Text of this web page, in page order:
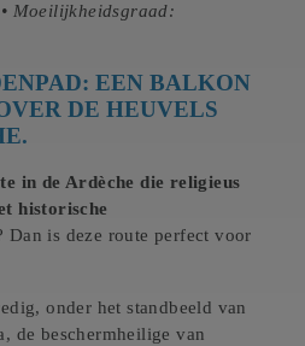
Moeilijkheidsgraad:
EEN BALKON
DE HEUVELS
in de Ardèche die religieus
historische
Dan is deze route perfect voor
onder het standbeeld van
de beschermheilige van